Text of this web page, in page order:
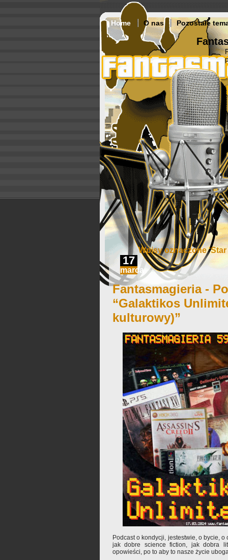
Home O nas Pozostałe
Wpisy oznaczone
17
marca
Fantasmagieria -
“Galaktikos
kulturowy)”
Podcast o kondycji, jestestwie, o bycie, o
jak dobre science fiction, jak dobra
opowieści, po to aby to nasze życie